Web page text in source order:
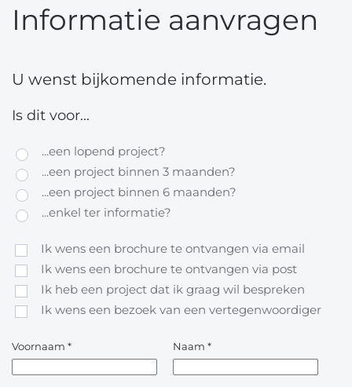
Informatie aanvragen
U wenst bijkomende informatie.
Is dit voor...
...een lopend project?
...een project binnen 3 maanden?
...een project binnen 6 maanden?
...enkel ter informatie?
Ik wens een brochure te ontvangen via email
Ik wens een brochure te ontvangen via post
Ik heb een project dat ik graag wil bespreken
Ik wens een bezoek van een vertegenwoordiger
Voornaam * Naam *